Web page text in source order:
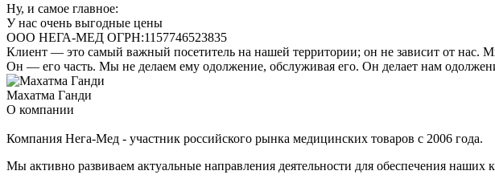
Ну, и самое главное:
У нас очень выгодные цены
ООО НЕГА-МЕД ОГРН:1157746523835
Клиент — это самый важный посетитель на нашей территории; он не зависит от
Он — его часть. Мы не делаем ему одолжение, обслуживая его. Он делает нам
Махатма Ганди
О компании
Компания Нега-Мед - участник российского рынка медицинских товаров с 2006 года.
Мы активно развиваем актуальные направления деятельности для обеспечения наших